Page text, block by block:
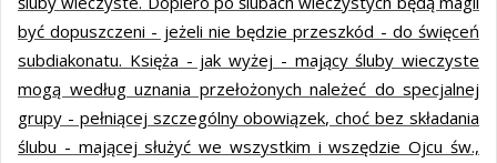
być dopuszczeni - jeżeli nie będzie przeszkód - do święceń
subdiakonatu. Księża - jak wyżej - mający śluby wieczyste
mogą według uznania przełożonych należeć do specjalnej
grupy - pełniącej szczególny obowiązek, choć bez składania
ślubu - mającej służyć we wszystkim i wszędzie Ojcu św.,